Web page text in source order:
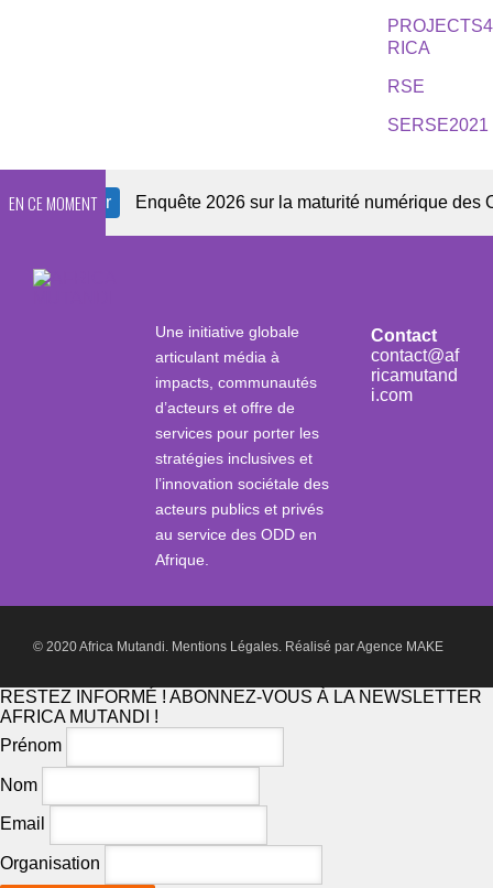
RICA
RSE
SERSE2021
EN CE MOMENTEnquête 2026 sur la maturité numérique des OSC
Une initiative globale
articulant média à
impacts, communautés
d’acteurs et offre de
services pour porter les
stratégies inclusives et
l’innovation sociétale des
acteurs publics et privés
au service des ODD en
Afrique.
Contact
contact@af
ricamutand
i.com
© 2020 Africa Mutandi. Mentions Légales. Réalisé parAgence MAKE
RESTEZ INFORMÉ ! ABONNEZ-VOUS À LA NEWSLETTER
AFRICA MUTANDI !
Prénom
Nom
Email
Organisation